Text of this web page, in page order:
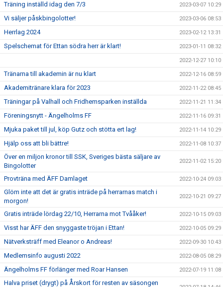
Träning inställd idag den 7/3 2023-03-07 10:29
Vi säljer påskbingolotter! 2023-03-06 08:53
Herrlag 2024 2023-02-12 13:31
Spelschemat för Ettan södra herr är klart! 2023-01-11 08:32
2022-12-27 10:10
Tränarna till akademin är nu klart 2022-12-16 08:59
Akademitränare klara för 2023 2022-11-22 08:45
Träningar på Valhall och Fridhemsparken inställda 2022-11-21 11:34
Föreningsnytt - Ängelholms FF 2022-11-16 09:31
Mjuka paket till jul, köp Gutz och stötta ert lag! 2022-11-14 10:29
Hjälp oss att bli bättre! 2022-11-08 10:37
Över en miljon kronor till SSK, Sveriges bästa säljare av
Bingolotter
2022-11-02 15:20
Provträna med ÄFF Damlaget 2022-10-24 09:03
Glöm inte att det är gratis inträde på herrarnas match i
morgon!
2022-10-21 09:27
Gratis inträde lördag 22/10, Herrarna mot Tvååker! 2022-10-15 09:03
Visst har ÄFF den snyggaste tröjan i Ettan! 2022-10-05 09:29
Nätverksträff med Eleanor o Andreas! 2022-09-30 10:43
Medlemsinfo augusti 2022 2022-08-05 08:29
Ängelholms FF förlänger med Roar Hansen 2022-07-19 11:08
Halva priset (drygt) på Årskort för resten av säsongen